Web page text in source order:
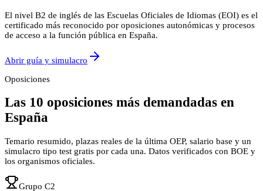
El nivel B2 de inglés de las Escuelas Oficiales de Idiomas (EOI) es el
certificado más reconocido por oposiciones autonómicas y procesos
de acceso a la función pública en España.
Abrir guía y simulacro
Oposiciones
Las 10 oposiciones más demandadas en
España
Temario resumido, plazas reales de la última OEP, salario base y un
simulacro tipo test gratis por cada una. Datos verificados con BOE y
los organismos oficiales.
Grupo C2